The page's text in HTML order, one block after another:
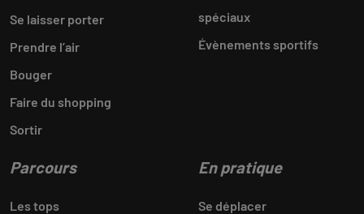
Se laisser porter
Prendre l’air
Bouger
Faire du shopping
Sortir
spéciaux
Évènements sportifs
Parcours
Les tops
En pratique
Se déplacer